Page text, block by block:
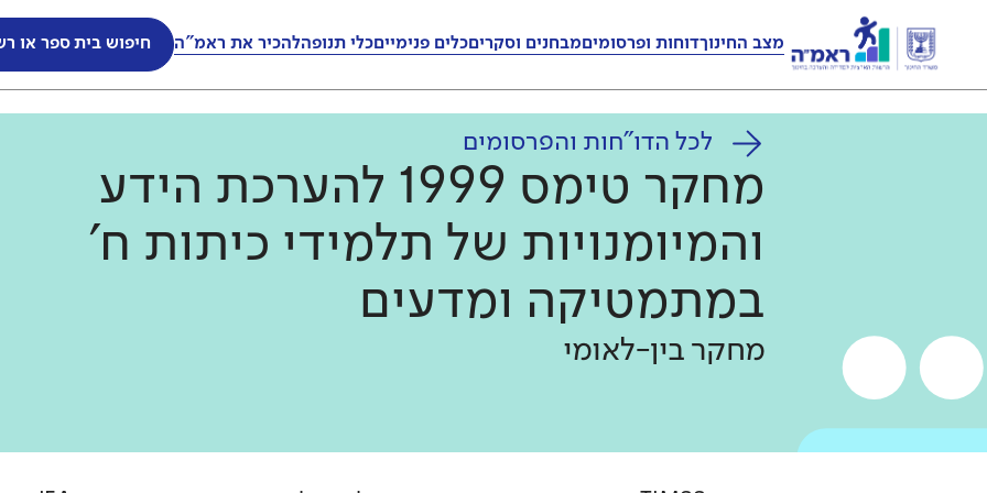
מצב החינוךדוחות ופרסומיםמבחנים וסקריםכלים פנימייםכלי תנופהלהכיר את ראמ"ה חיפוש בית ספר או
לכל הדו"חות והפרסומים
מחקר טימס 1999 להערכת הידע
והמיומנויות של תלמידי כיתות ח'
במתמטיקה ומדעים
מחקר בין-לאומי